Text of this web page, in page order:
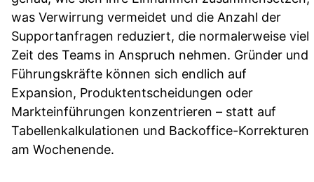
was Verwirrung vermeidet und die Anzahl der
Supportanfragen reduziert, die normalerweise viel
Zeit des Teams in Anspruch nehmen. Gründer und
Führungskräfte können sich endlich auf
Expansion, Produktentscheidungen oder
Markteinführungen konzentrieren – statt auf
Tabellenkalkulationen und Backoffice-Korrekturen
am Wochenende.